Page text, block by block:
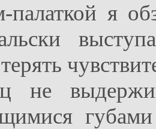
палаткой я
не